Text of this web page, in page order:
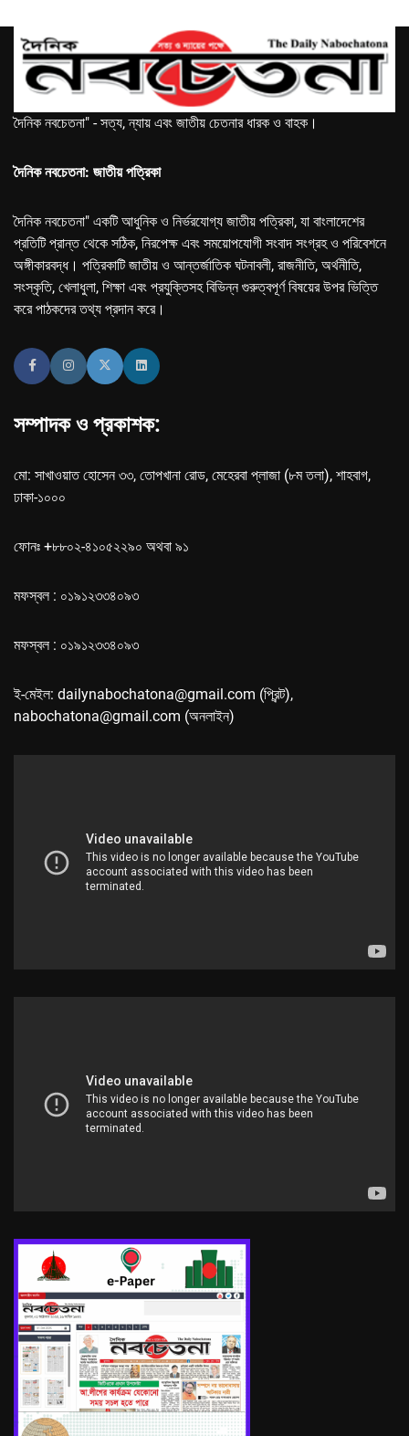
দৈনিক নবচেতনা" - সত্য, ন্যায় এবং জাতীয় চেতনার ধারক ও বাহক।
দৈনিক নবচেতনা: জাতীয় পত্রিকা
দৈনিক নবচেতনা" একটি আধুনিক ও নির্ভরযোগ্য জাতীয় পত্রিকা, যা বাংলাদেশের
প্রতিটি প্রান্ত থেকে সঠিক, নিরপেক্ষ এবং সময়োপযোগী সংবাদ সংগ্রহ ও পরিবেশনে
অঙ্গীকারবদ্ধ। পত্রিকাটি জাতীয় ও আন্তর্জাতিক ঘটনাবলী, রাজনীতি, অর্থনীতি,
সংস্কৃতি, খেলাধুলা, শিক্ষা এবং প্রযুক্তিসহ বিভিন্ন গুরুত্বপূর্ণ বিষয়ের উপর ভিত্তি
করে পাঠকদের তথ্য প্রদান করে।
সম্পাদক ও প্রকাশক:
মো: সাখাওয়াত হোসেন ৩৩, তোপখানা রোড, মেহেরবা প্লাজা (৮ম তলা), শাহবাগ,
ঢাকা-১০০০
ফোনঃ +৮৮০২-৪১০৫২২৯০ অথবা ৯১
মফস্বল : ০১৯১২৩৩৪০৯৩
মফস্বল : ০১৯১২৩৩৪০৯৩
ই-মেইল: dailynabochatona@gmail.com (প্রিন্ট),
nabochatona@gmail.com (অনলাইন)